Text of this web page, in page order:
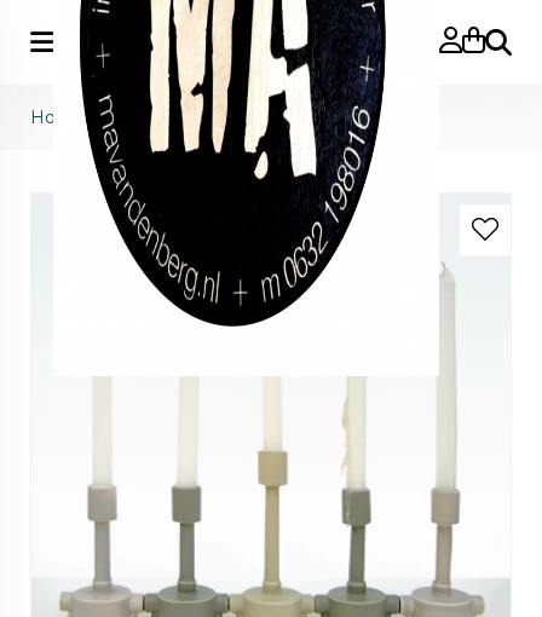
Home>BRICOLAGE | PIP